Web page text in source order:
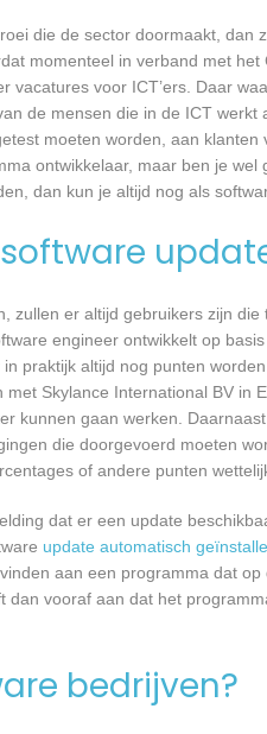
die de sector doormaakt, dan
momenteel in verband met
voor ICT’ers. Daar
de mensen die in de ICT
moeten worden, aan
ontwikkelaar, maar ben je
dan kun je altijd nog als
zullen er altijd gebruikers zijn
engineer ontwikkelt op
praktijk altijd nog punten
Skylance International BV in
kunnen gaan werken.
die doorgevoerd moeten
of andere punten
dat er een update
update automatisch
aan een programma dat
vooraf aan dat het
bedrijven?